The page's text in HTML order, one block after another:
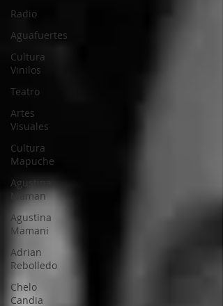
Radio
Aguafuertes
Cultura
Vinilos
Teatro
Artes
Visuales
Cultura
Mapuche
Agustina
Maman
Agustina
Mamani
Adrian
Rebolledo
Chelo
Candia